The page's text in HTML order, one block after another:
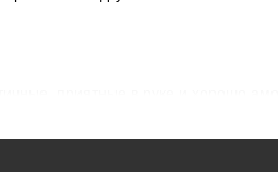
сохранить дизайн